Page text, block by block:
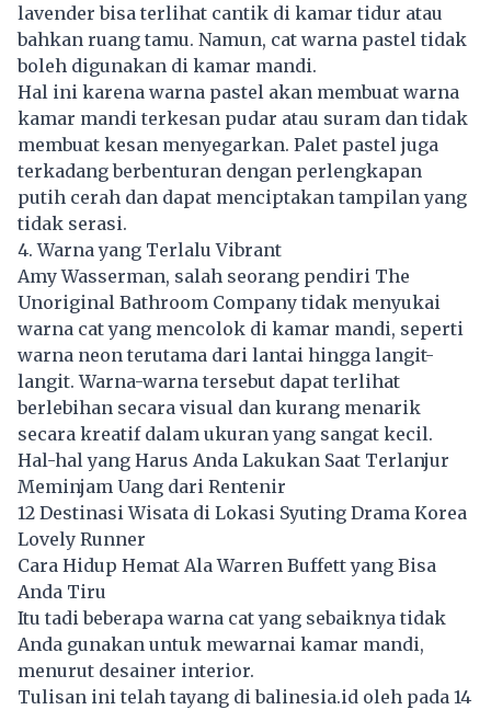
lavender bisa terlihat cantik di kamar tidur atau
bahkan ruang tamu. Namun, cat warna pastel tidak
boleh digunakan di kamar mandi.
Hal ini karena warna pastel akan membuat warna
kamar mandi terkesan pudar atau suram dan tidak
membuat kesan menyegarkan. Palet pastel juga
terkadang berbenturan dengan perlengkapan
putih cerah dan dapat menciptakan tampilan yang
tidak serasi.
4. Warna yang Terlalu Vibrant
Amy Wasserman, salah seorang pendiri The
Unoriginal Bathroom Company tidak menyukai
warna cat yang mencolok di kamar mandi, seperti
warna neon terutama dari lantai hingga langit-
langit. Warna-warna tersebut dapat terlihat
berlebihan secara visual dan kurang menarik
secara kreatif dalam ukuran yang sangat kecil.
Hal-hal yang Harus Anda Lakukan Saat Terlanjur
Meminjam Uang dari Rentenir
12 Destinasi Wisata di Lokasi Syuting Drama Korea
Lovely Runner
Cara Hidup Hemat Ala Warren Buffett yang Bisa
Anda Tiru
Itu tadi beberapa warna cat yang sebaiknya tidak
Anda gunakan untuk mewarnai kamar mandi,
menurut desainer interior.
Tulisan ini telah tayang dibalinesia.id oleh pada 14